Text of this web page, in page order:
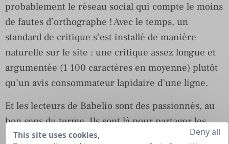
probablement le réseau social qui compte le moins
de fautes d’orthographe ! Avec le temps, un
standard de critique s’est installé de manière
naturelle sur le site : une critique assez longue et
argumentée (1 100 caractères en moyenne) plutôt
qu’un avis consommateur lapidaire d’une ligne.
Et les lecteurs de Babelio sont des passionnés, au
bon sens du terme. Ils sont là pour partager les
lectures qui les ont touchés, ou lorsqu’ils ont été
This site uses cookies,
Deny all